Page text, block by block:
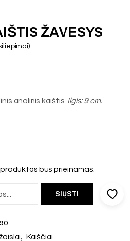
ŽAVESYS
analinis kaištis. Ilgis: 9 cm.
bus prieinamas:
, Kaiščiai